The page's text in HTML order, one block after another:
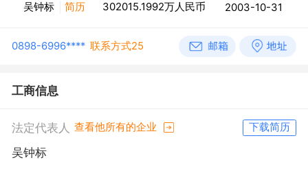
吴钟标 简历 302015.1992万人民币 2003-10-31
0898-6996**** 联系方式25
工商信息
法定代表人 查看他所有的企业 下载简历
吴钟标